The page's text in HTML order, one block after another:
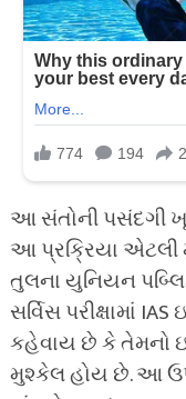
આ સંતોની પસંદગી
આ પ્રક્રિયા એટલી
તુલના યુનિયન
સર્વિસ પરીક્ષામાં
કહેવાય છે કે તેમનો
મુશ્કેલ હોય છે. આ